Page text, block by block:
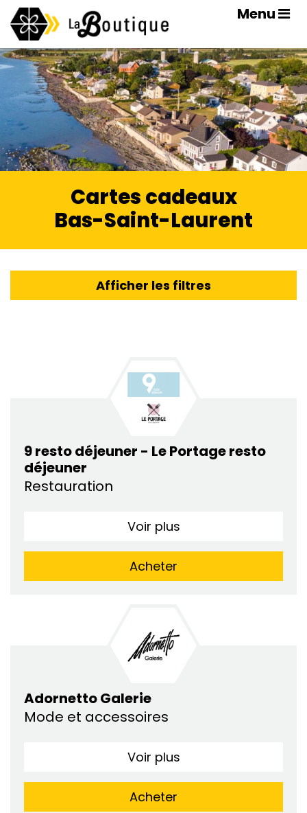
Menu
Cartes cadeaux
Bas-Saint-Laurent
Afficher les filtres
9 resto déjeuner - Le Portage resto
déjeuner
Restauration
Voir plus
Acheter
Adornetto Galerie
Mode et accessoires
Voir plus
Acheter